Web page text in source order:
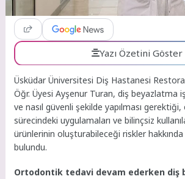
Yazı Özetini Göster
Üsküdar Üniversitesi Diş Hastanesi
Öğr. Üyesi Ayşenur Turan, diş beyazlatma
ve nasıl güvenli şekilde yapılması
sürecindeki uygulamaları ve bilinçsiz
ürünlerinin oluşturabileceği riskler hakkında
bulundu.
Ortodontik tedavi devam ederken diş